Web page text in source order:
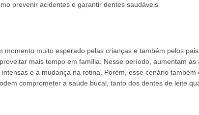
prevenir acidentes e garantir dentes saudáveis
momento muito esperado pelas crianças e também pelos
mais tempo em família. Nesse período, aumentam as
e a mudança na rotina. Porém, esse cenário também
comprometer a saúde bucal, tanto dos dentes de leite